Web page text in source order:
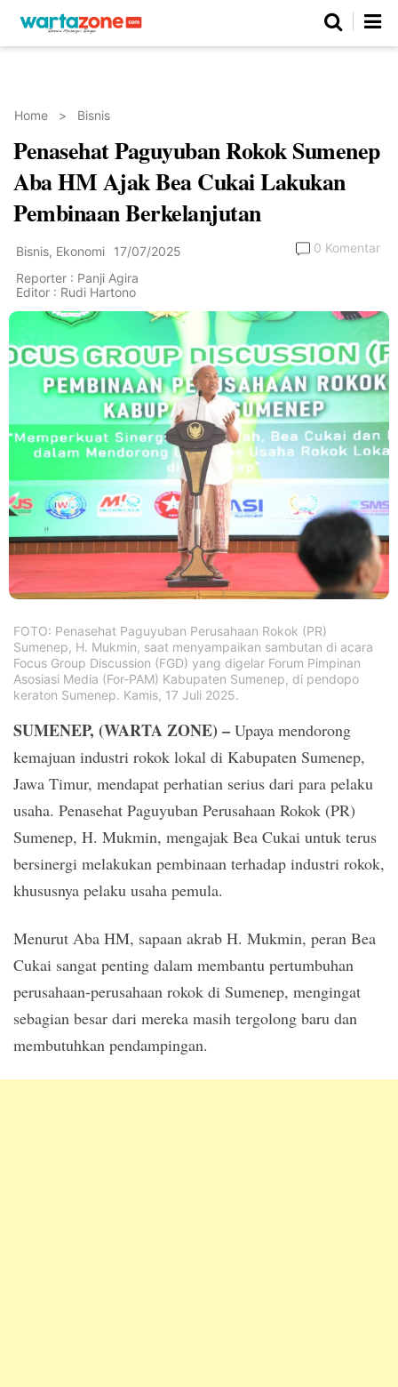
Netizen
Pedoman Media Siber
©
Copyright
2026
Cyber
Media
Sejahtera
Home > Bisnis
Penasehat Paguyuban Rokok Sumenep
Aba HM Ajak Bea Cukai Lakukan
Pembinaan Berkelanjutan
Bisnis, Ekonomi 17/07/2025
0 Komentar
Reporter : Panji Agira
Editor : Rudi Hartono
FOTO: Penasehat Paguyuban Perusahaan Rokok (PR)
Sumenep, H. Mukmin, saat menyampaikan sambutan di acara
Focus Group Discussion (FGD) yang digelar Forum Pimpinan
Asosiasi Media (For-PAM) Kabupaten Sumenep, di pendopo
keraton Sumenep. Kamis, 17 Juli 2025.
SUMENEP, (WARTA ZONE) – Upaya mendorong
kemajuan industri rokok lokal di Kabupaten Sumenep,
Jawa Timur, mendapat perhatian serius dari para pelaku
usaha. Penasehat Paguyuban Perusahaan Rokok (PR)
Sumenep, H. Mukmin, mengajak Bea Cukai untuk terus
bersinergi melakukan pembinaan terhadap industri rokok,
khususnya pelaku usaha pemula.
Menurut Aba HM, sapaan akrab H. Mukmin, peran Bea
Cukai sangat penting dalam membantu pertumbuhan
perusahaan-perusahaan rokok di Sumenep, mengingat
sebagian besar dari mereka masih tergolong baru dan
membutuhkan pendampingan.